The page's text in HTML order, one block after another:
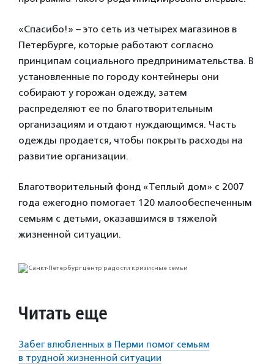
«Спасибо!» – это сеть из четырех магазинов в
Петербурге, которые работают согласно
принципам социального предпринимательства. В
установленные по городу контейнеры они
собирают у горожан одежду, затем
распределяют ее по благотворительным
организациям и отдают нуждающимся. Часть
одежды продается, чтобы покрыть расходы на
развитие организации.
Благотворительный фонд «Теплый дом» с 2007
года ежегодно помогает 120 малообеспеченным
семьям с детьми, оказавшимся в тяжелой
жизненной ситуации.
Читать еще
Забег влюбленных в Перми помог семьям
в трудной жизненной ситуации